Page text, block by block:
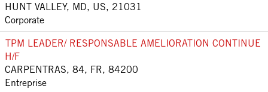
HUNT VALLEY, MD, US, 21031
Corporate
TPM LEADER/ RESPONSABLE AMELIORATION CONTINUE
H/F
CARPENTRAS, 84, FR, 84200
Entreprise